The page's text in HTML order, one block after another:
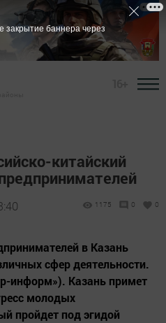
китайский
1175 0 0
в Казань
сфер деятельности.
информ»). Казань примет
молодых
пройдет под эгидой
закрытие баннера через